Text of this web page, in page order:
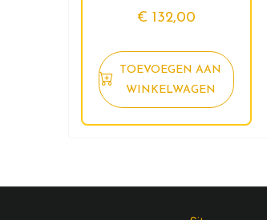
€ 132,00
TOEVOEGEN AAN
WINKELWAGEN